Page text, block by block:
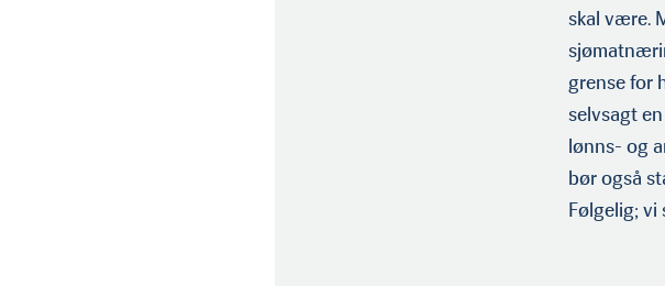
skal være.
grense for
selvsagt
lønns- og
bør også
Følgelig;